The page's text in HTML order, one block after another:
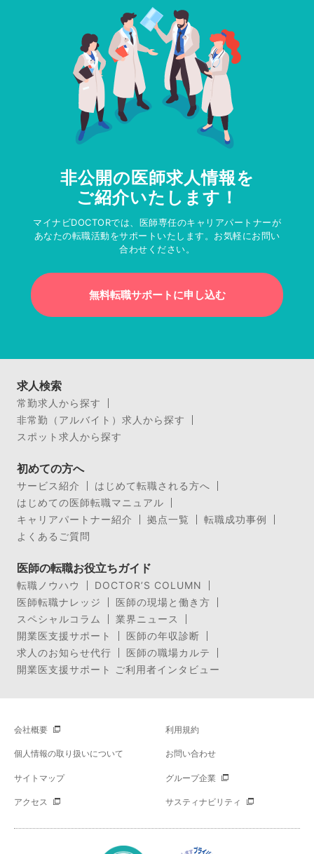
非公開の医師求人情報を
ご紹介いたします！
マイナビDOCTORでは、医師専任のキャリアパートナーが
あなたの転職活動をサポートいたします。お気軽にお問い
合わせください。
無料転職サポートに申し込む
求人検索
常勤求人から探す
非常勤（アルバイト）求人から探す
スポット求人から探す
初めての方へ
サービス紹介
はじめて転職される方へ
はじめての医師転職マニュアル
キャリアパートナー紹介
拠点一覧
転職成功事例
よくあるご質問
医師の転職お役立ちガイド
転職ノウハウ
DOCTOR’S COLUMN
医師転職ナレッジ
医師の現場と働き方
スペシャルコラム
業界ニュース
開業医支援サポート
医師の年収診断
求人のお知らせ代行
医師の職場カルテ
開業医支援サポート ご利用者インタビュー
会社概要 利用規約
個人情報の取り扱いについて お問い合わせ
サイトマップ グループ企業
アクセス サスティナビリティ